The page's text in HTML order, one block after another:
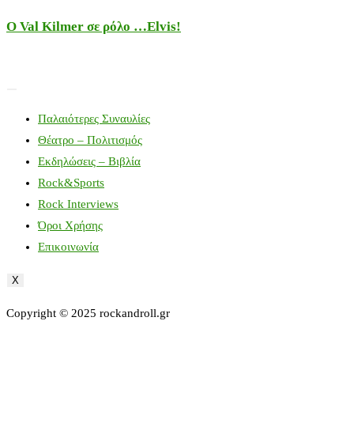
Ο Val Kilmer σε ρόλο …Elvis!
Παλαιότερες Συναυλίες
Θέατρο – Πολιτισμός
Εκδηλώσεις – Βιβλία
Rock&Sports
Rock Interviews
Όροι Χρήσης
Επικοινωνία
X
Copyright © 2025 rockandroll.gr